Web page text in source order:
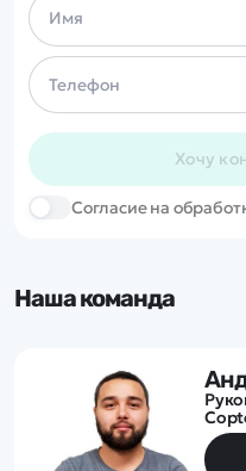
Хочу
Cогласие на
Наша команда